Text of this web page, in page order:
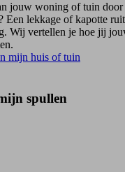
jouw woning of tuin
Een lekkage of kapotte
Wij vertellen je hoe jij
mijn huis of tuin
spullen